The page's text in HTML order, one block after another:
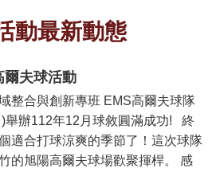
動最新動態
爾夫球活動
整合與創新專班 EMS高爾夫球隊
舉辦112年12月球敘圓滿成功! 終
適合打球涼爽的季節了！這次球隊
的旭陽高爾夫球場歡聚揮桿。 感